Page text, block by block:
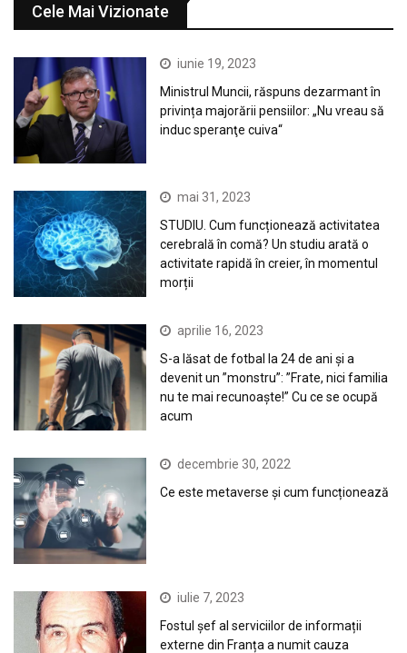
Cele Mai Vizionate
iunie 19, 2023
Ministrul Muncii, răspuns dezarmant în
privința majorării pensiilor: „Nu vreau să
induc speranţe cuiva“
mai 31, 2023
STUDIU. Cum funcționează activitatea
cerebrală în comă? Un studiu arată o
activitate rapidă în creier, în momentul
morții
aprilie 16, 2023
S-a lăsat de fotbal la 24 de ani și a
devenit un ”monstru”: ”Frate, nici familia
nu te mai recunoaște!” Cu ce se ocupă
acum
decembrie 30, 2022
Ce este metaverse și cum funcționează
iulie 7, 2023
Fostul șef al serviciilor de informații
externe din Franța a numit cauza